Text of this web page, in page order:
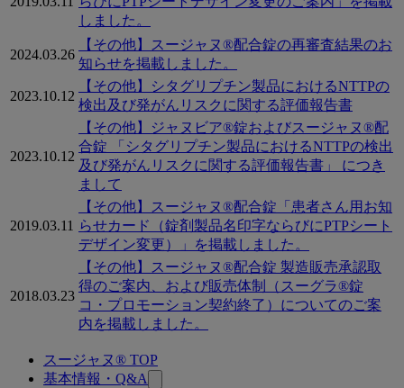
しました。
2024.03.26
【その他】スージャヌ®配合錠の再審査結果のお
知らせを掲載しました。
2023.10.12
【その他】シタグリプチン製品におけるNTTPの
検出及び発がんリスクに関する評価報告書
2023.10.12
【その他】ジャヌビア®錠およびスージャヌ®配
合錠 「シタグリプチン製品におけるNTTPの検出
及び発がんリスクに関する評価報告書」 につき
まして
2019.03.11
【その他】スージャヌ®配合錠「患者さん用お知
らせカード（錠剤製品名印字ならびにPTPシート
デザイン変更）」を掲載しました。
2018.03.23
【その他】スージャヌ®配合錠 製造販売承認取
得のご案内、および販売体制（スーグラ®錠
コ・プロモーション契約終了）についてのご案
内を掲載しました。
スージャヌ® TOP
基本情報・Q&A